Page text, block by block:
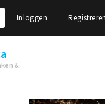
Inloggen Registreren
&